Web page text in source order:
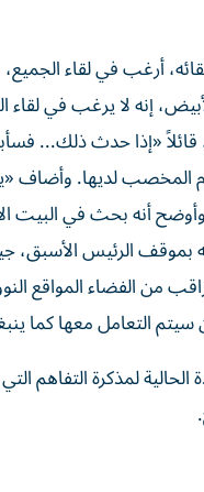
أرغب في لقاء الجميع،
إنه لا يرغب في لقاء
قائلاً «إذا حدث ذلك...
المخصب لديها. وأضاف
وأوضح أنه بحث في البيت
بموقف الرئيس الأسبق،
من الفضاء المواقع
سيتم التعامل معها كما
لمذكرة التفاهم